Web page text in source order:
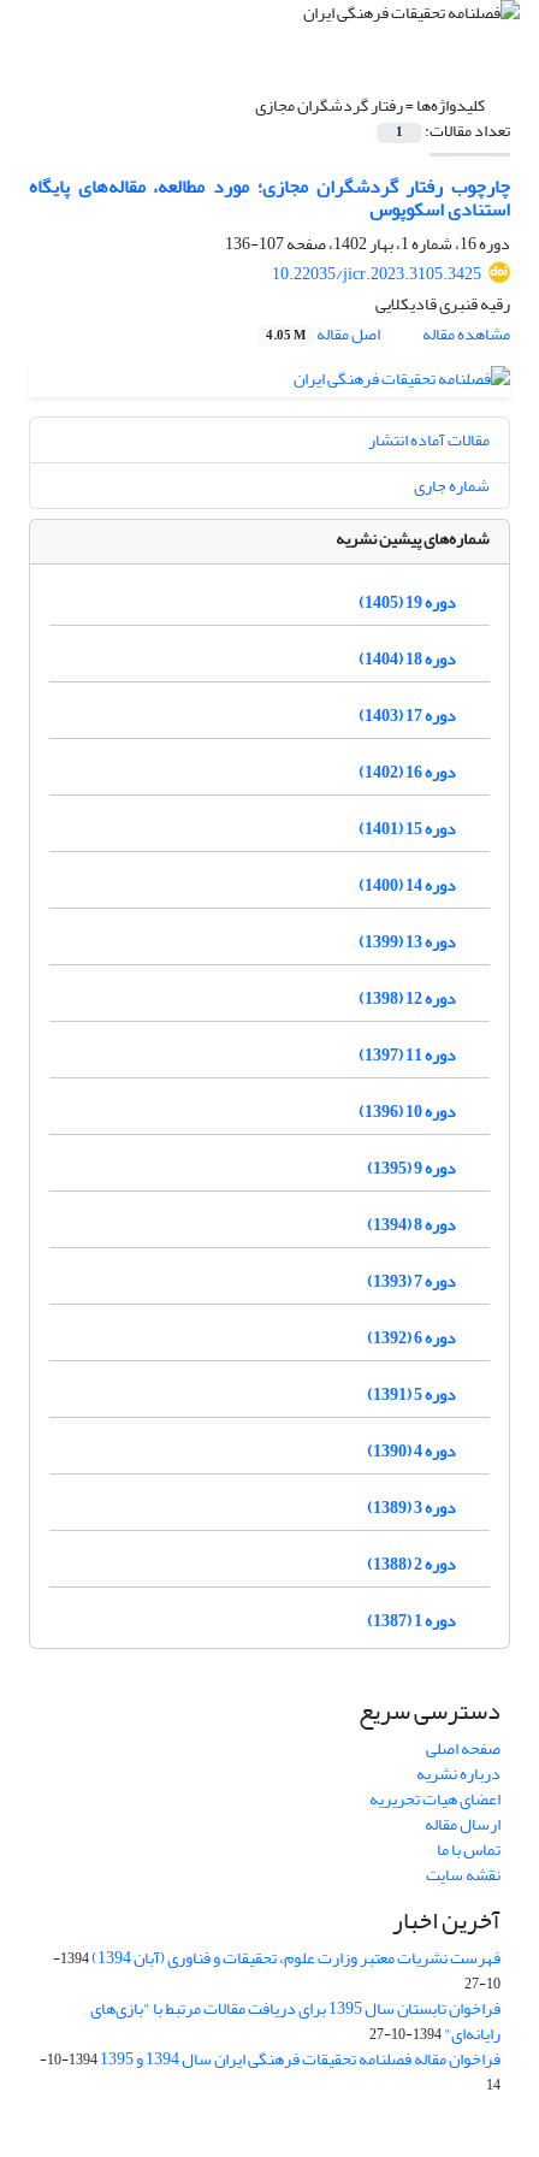
کلیدواژه‌ها =رفتار گردشگران مجازی
تعداد مقالات: 1
چارچوب رفتار گردشگران مجازی؛ مورد مطالعه، مقاله‌های پایگاه
استنادی اسکوپوس
دوره 16، شماره 1، بهار 1402، صفحه
107-136
10.22035/jicr.2023.3105.3425
رقیه قنبری قادیکلایی
مشاهده مقاله
اصل مقاله 4.05 M
مقالات آماده انتشار
شماره جاری
شماره‌های پیشین نشریه
دوره 19 (1405)
دوره 18 (1404)
دوره 17 (1403)
دوره 16 (1402)
دوره 15 (1401)
دوره 14 (1400)
دوره 13 (1399)
دوره 12 (1398)
دوره 11 (1397)
دوره 10 (1396)
دوره 9 (1395)
دوره 8 (1394)
دوره 7 (1393)
دوره 6 (1392)
دوره 5 (1391)
دوره 4 (1390)
دوره 3 (1389)
دوره 2 (1388)
دوره 1 (1387)
دسترسی سریع
صفحه اصلی
درباره نشریه
اعضای هیات تحریریه
ارسال مقاله
تماس با ما
نقشه سایت
آخرین اخبار
فهرست نشریات معتبر وزارت علوم، تحقیقات و فناوری (آبان 1394)
1394-
10-27
فراخوان تابستان سال 1395 برای دریافت مقالات مرتبط با "بازی‌های
رایانه‌ای"1394-10-27
فراخوان مقاله فصلنامه تحقیقات فرهنگی ایران سال 1394 و 1395
1394-10-
14